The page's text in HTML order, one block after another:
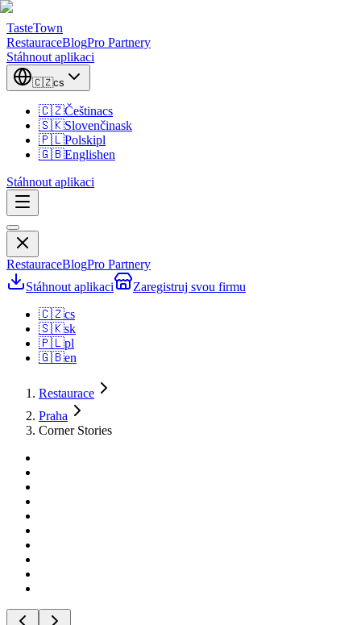
TasteTown
RestauraceBlogPro Partnery
Stáhnout aplikaci
🇨🇿cs
🇨🇿Češtinacs
🇸🇰Slovenčinask
🇵🇱Polskipl
🇬🇧Englishen
Stáhnout aplikaci
RestauraceBlogPro Partnery
Stáhnout aplikaci
Zaregistruj svou firmu
🇨🇿cs
🇸🇰sk
🇵🇱pl
🇬🇧en
Restaurace
Praha
Corner Stories